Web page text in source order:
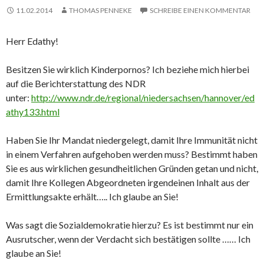
11.02.2014 THOMAS PENNEKE SCHREIBE EINEN KOMMENTAR
Herr Edathy!
Besitzen Sie wirklich Kinderpornos? Ich beziehe mich hierbei
auf die Berichterstattung des NDR
unter: http://www.ndr.de/regional/niedersachsen/hannover/ed
athy133.html
Haben Sie Ihr Mandat niedergelegt, damit Ihre Immunität nicht
in einem Verfahren aufgehoben werden muss? Bestimmt haben
Sie es aus wirklichen gesundheitlichen Gründen getan und nicht,
damit Ihre Kollegen Abgeordneten irgendeinen Inhalt aus der
Ermittlungsakte erhält….. Ich glaube an Sie!
Was sagt die Sozialdemokratie hierzu? Es ist bestimmt nur ein
Ausrutscher, wenn der Verdacht sich bestätigen sollte …… Ich
glaube an Sie!